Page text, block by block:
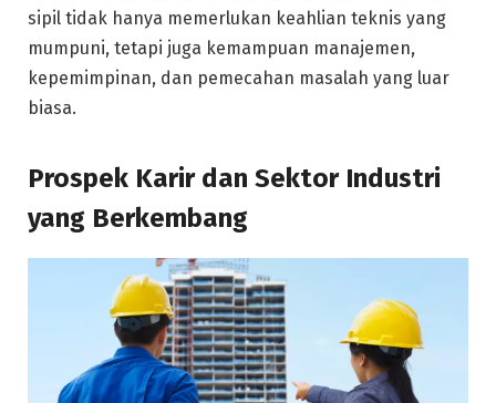
sipil tidak hanya memerlukan keahlian teknis yang
mumpuni, tetapi juga kemampuan manajemen,
kepemimpinan, dan pemecahan masalah yang luar
biasa.
Prospek Karir dan Sektor Industri
yang Berkembang